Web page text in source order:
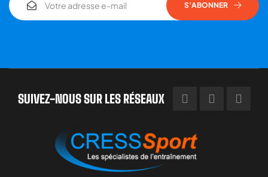
S’ABONNER
SUIVEZ-NOUS SUR LES RÉSEAUX